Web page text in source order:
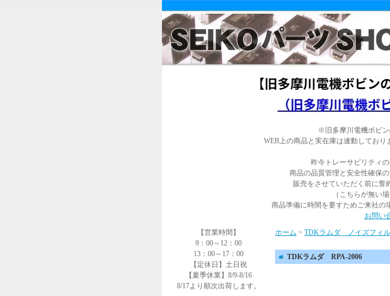
※旧多摩川電機ボビン
WEB上の商品と実在庫は連動しており
昨今トレーサビリティ
商品の品質管理と安全性確保
販売をさせていただく前に誓
（こちらが無い
商品準備に時間を要すためご来社の
お問い
【営業時間】
9：00～12：00
13：00～17：00
【定休日】土日祝
【夏季休業】8/9-8/16
8/17より順次出荷します。
ホーム > TDKラムダ ノイズフィ
TDKラムダ RPA-2006